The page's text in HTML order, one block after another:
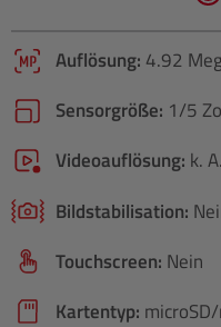
Auflösung: 4.92
Sensorgröße: 1/5
Videoauflösung: k. A.
Bildstabilisation:
Touchscreen: Nein
Kartentyp: